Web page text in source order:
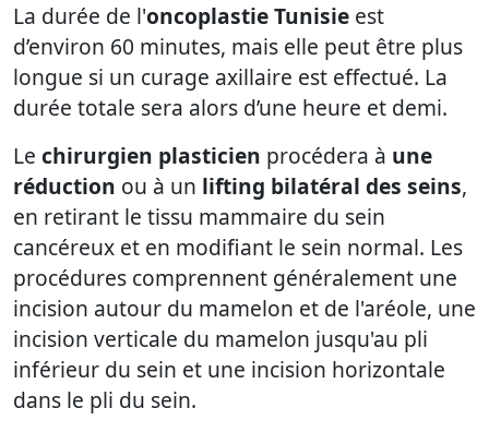
La durée de l'oncoplastie Tunisie est
d’environ 60 minutes, mais elle peut être plus
longue si un curage axillaire est effectué. La
durée totale sera alors d’une heure et demi.
Le chirurgien plasticien procédera à une
réduction ou à un lifting bilatéral des seins,
en retirant le tissu mammaire du sein
cancéreux et en modifiant le sein normal. Les
procédures comprennent généralement une
incision autour du mamelon et de l'aréole, une
incision verticale du mamelon jusqu'au pli
inférieur du sein et une incision horizontale
dans le pli du sein.